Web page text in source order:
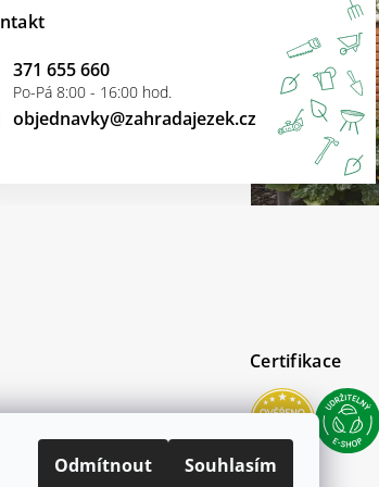
Odmítnout Souhlasím
objednavky@zahradajezek.cz
371 655 660
Po-Pá 8:00 - 16:00 hod.
Certifikace